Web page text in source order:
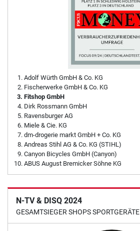
Adolf Würth GmbH & Co. KG
Fischerwerke GmbH & Co. KG
Fitshop GmbH
Dirk Rossmann GmbH
Ravensburger AG
Miele & Cie. KG
dm-drogerie markt GmbH + Co. KG
Andreas Stihl AG & Co. KG (STIHL)
Canyon Bicycles GmbH (Canyon)
ABUS August Bremicker Söhne KG
N-TV & DISQ 2024
GESAMTSIEGER SHOPS SPORTGERÄTE